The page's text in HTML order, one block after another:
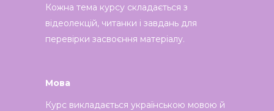
Кожна тема курсу складається з
відеолекцій, читанки і завдань для
перевірки засвоєння матеріалу.
Мова
Курс викладається українською мовою й